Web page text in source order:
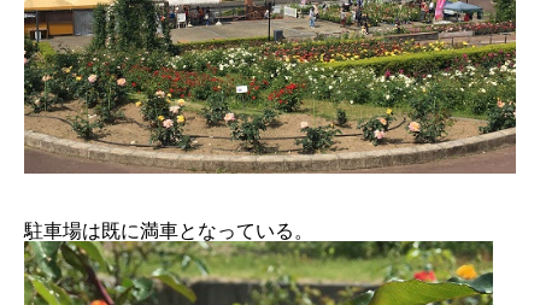
駐車場は既に満車となっている。